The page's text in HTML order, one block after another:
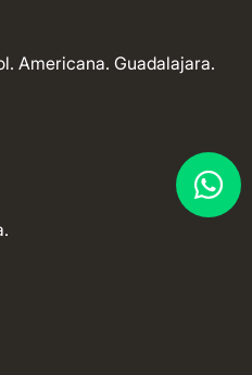
Americana. Guadalajara.